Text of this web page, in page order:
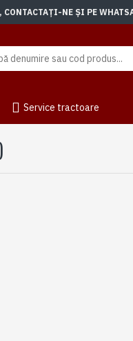
NE ȘI PE
Service tractoare